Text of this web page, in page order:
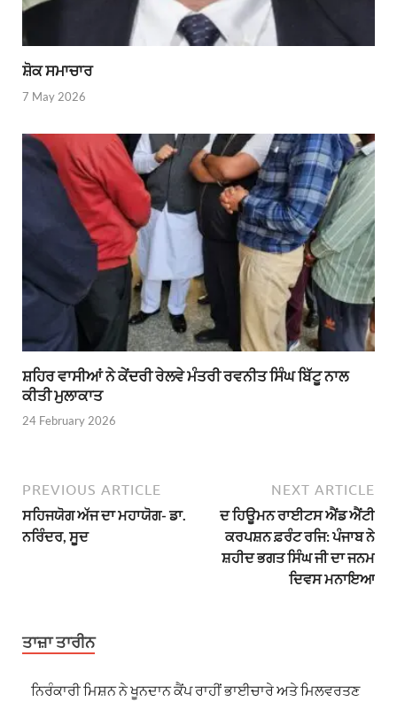
ਸ਼ੋਕ ਸਮਾਚਾਰ
7 May 2026
ਸ਼ਹਿਰ ਵਾਸੀਆਂ ਨੇ ਕੇਂਦਰੀ ਰੇਲਵੇ ਮੰਤਰੀ ਰਵਨੀਤ ਸਿੰਘ ਬਿੱਟੂ ਨਾਲ
ਕੀਤੀ ਮੁਲਾਕਾਤ
24 February 2026
PREVIOUS ARTICLE
ਸਹਿਜਯੋਗ ਅੱਜ ਦਾ ਮਹਾਯੋਗ- ਡਾ.
ਨਰਿੰਦਰ, ਸੂਦ
NEXT ARTICLE
ਦ ਹਿਊਮਨ ਰਾਈਟਸ ਐਂਡ ਐਂਟੀ
ਕਰਪਸ਼ਨ ਫ਼ਰੰਟ ਰਜਿ: ਪੰਜਾਬ ਨੇ
ਸ਼ਹੀਦ ਭਗਤ ਸਿੰਘ ਜੀ ਦਾ ਜਨਮ
ਦਿਵਸ ਮਨਾਇਆ
ਤਾਜ਼ਾ ਤਾਰੀਨ
ਨਿਰੰਕਾਰੀ ਮਿਸ਼ਨ ਨੇ ਖੂਨਦਾਨ ਕੈਂਪ ਰਾਹੀਂ ਭਾਈਚਾਰੇ ਅਤੇ ਮਿਲਵਰਤਣ